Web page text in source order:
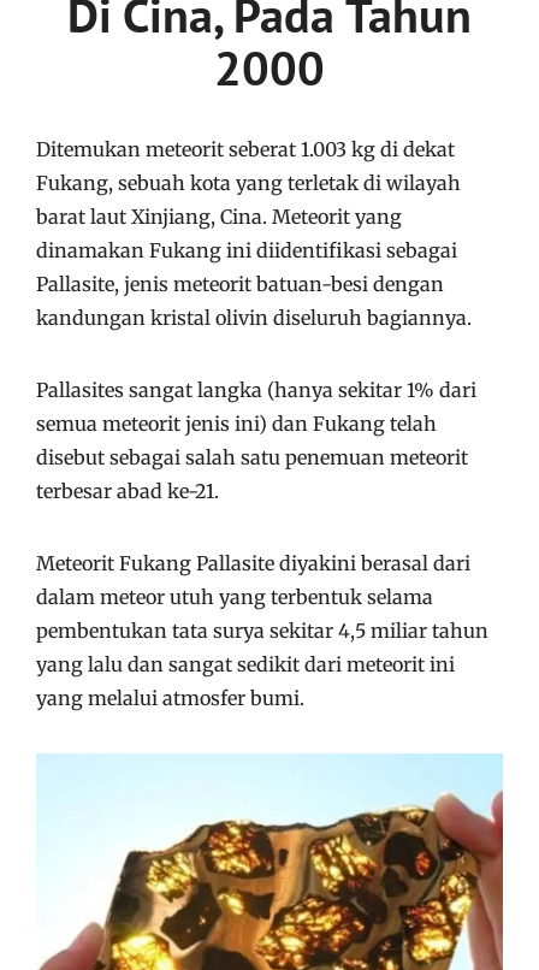
Di Cina, Pada Tahun
2000
Ditemukan meteorit seberat 1.003 kg di dekat
Fukang, sebuah kota yang terletak di wilayah
barat laut Xinjiang, Cina. Meteorit yang
dinamakan Fukang ini diidentifikasi sebagai
Pallasite, jenis meteorit batuan-besi dengan
kandungan kristal olivin diseluruh bagiannya.
Pallasites sangat langka (hanya sekitar 1% dari
semua meteorit jenis ini) dan Fukang telah
disebut sebagai salah satu penemuan meteorit
terbesar abad ke-21.
Meteorit Fukang Pallasite diyakini berasal dari
dalam meteor utuh yang terbentuk selama
pembentukan tata surya sekitar 4,5 miliar tahun
yang lalu dan sangat sedikit dari meteorit ini
yang melalui atmosfer bumi.